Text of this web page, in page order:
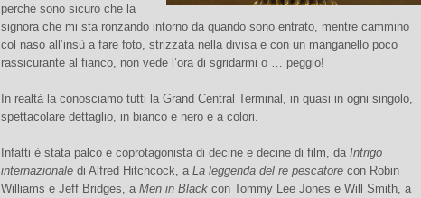
perché sono sicuro che la
signora che mi sta ronzando intorno da quando sono entrato, mentre cammino
col naso all’insù a fare foto, strizzata nella divisa e con un manganello poco
rassicurante al fianco, non vede l’ora di sgridarmi o … peggio!
In realtà la conosciamo tutti la Grand Central Terminal, in quasi in ogni singolo,
spettacolare dettaglio, in bianco e nero e a colori.
Infatti è stata palco e coprotagonista di decine e decine di film, da Intrigo
internazionale di Alfred Hitchcock, a La leggenda del re pescatore con Robin
Williams e Jeff Bridges, a Men in Black con Tommy Lee Jones e Will Smith, a